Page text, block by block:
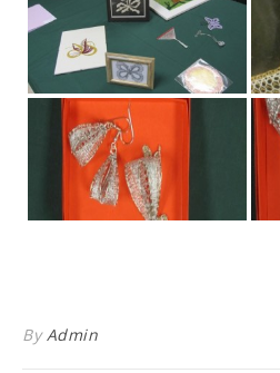
ByAdmin